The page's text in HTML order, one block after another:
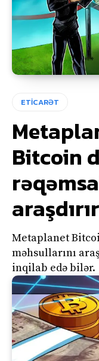
ETİCARƏT
Bitcoin
araşdırır
Metaplanet
məhsullarını
inqilab edə bilər.